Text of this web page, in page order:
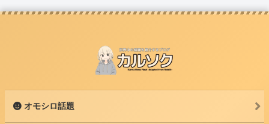
オモシロ話題